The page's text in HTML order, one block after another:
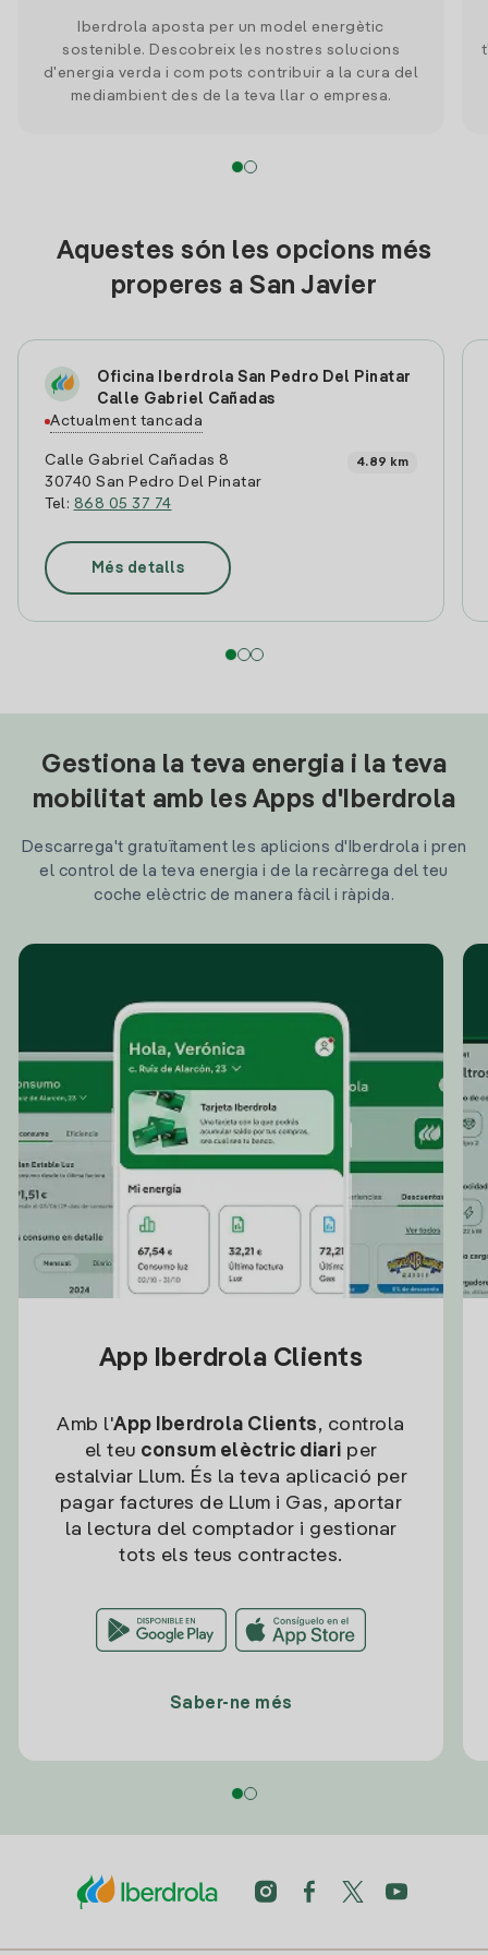
Iberdrola aposta per un model energètic
sostenible. Descobreix les nostres solucions
d'energia verda i com pots contribuir a la cura del
mediambient des de la teva llar o empresa.
Aquestes són les opcions més
properes a San Javier
Oficina Iberdrola San Pedro Del Pinatar
Calle Gabriel Cañadas
Actualment tancada
Calle Gabriel Cañadas 8
30740 San Pedro Del Pinatar
Tel: 868 05 37 74
4.89 km
Més detalls
Gestiona la teva energia i la teva
mobilitat amb les Apps d'Iberdrola
Descarrega't gratuïtament les aplicions d'Iberdrola i pren
el control de la teva energia i de la recàrrega del teu
coche elèctric de manera fàcil i ràpida.
App Iberdrola Clients
Amb l'App Iberdrola Clients, controla
el teu consum elèctric diari per
estalviar Llum. És la teva aplicació per
pagar factures de Llum i Gas, aportar
la lectura del comptador i gestionar
tots els teus contractes.
Saber-ne més